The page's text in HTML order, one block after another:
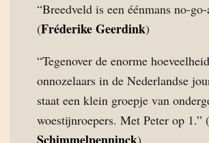
“Breedveld is een éénmans no-go-
(Fréderike Geerdink)
“Tegenover de enorme hoeveelheid
onnozelaars in de Nederlandse
staat een klein groepje van
woestijnroepers. Met Peter op 1.” (
)